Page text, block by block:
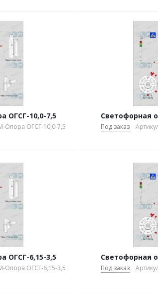
ОГСГ-10,0-7,5
Опора ОГСГ-10,0-7,5
Светофорная
Под заказ
ОГСГ-6,15-3,5
Опора ОГСГ-6,15-3,5
Светофорная
Под заказ